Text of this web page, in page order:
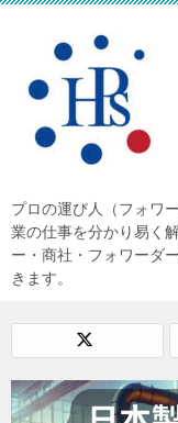
プロの運び人（フォワ
業の仕事を分かり易く
ー・商社・フォワーダ
きます。